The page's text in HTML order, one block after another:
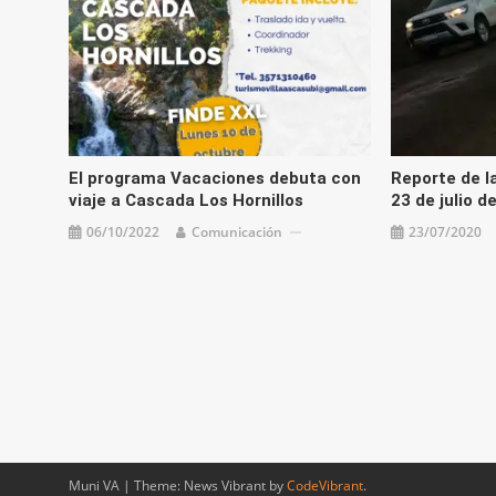
El programa Vacaciones debuta con
viaje a Cascada Los Hornillos
06/10/2022 Comunicación
Reporte de
23 de julio
23/07/2020
Muni VA | Theme: News Vibrant byCodeVibrant.